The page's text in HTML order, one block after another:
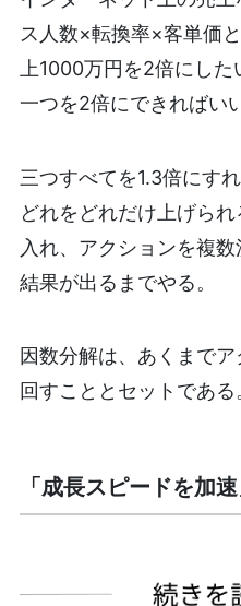
ス人数×転換率×客単価
上1000万円を2倍にし
一つを2倍にできればいい
三つすべてを1.3倍にす
どれをどれだけ上げら
入れ、アクションを複
結果が出るまでやる。
因数分解は、あくまで
回すこととセットである
「成長スピードを加